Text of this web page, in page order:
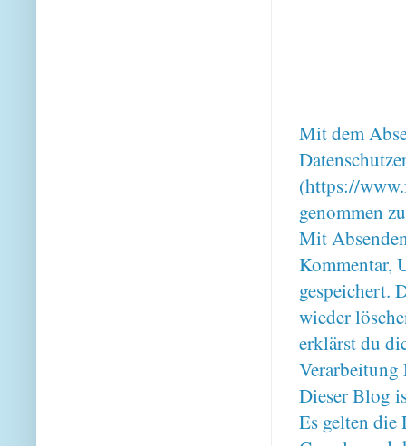
Mit dem
(https://
genommen
Mit
Kommentar,
gespeichert.
wieder
erklärst du
Verarbeitung
Dieser Blog
Es gelten